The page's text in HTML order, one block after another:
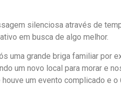
silenciosa através de
em busca de algo melhor.
uma grande briga familiar por
um novo local para morar e
um evento complicado e o